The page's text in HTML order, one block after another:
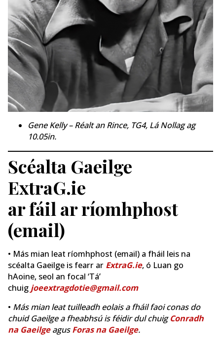
Gene Kelly – Réalt an Rince, TG4, Lá Nollag ag
10.05in.
Scéalta Gaeilge
ExtraG.ie
ar fáil ar ríomhphost
(email)
• Más mian leat ríomhphost (email) a fháil leis na
scéalta Gaeilge is fearr ar ExtraG.ie, ó Luan go
hAoine, seol an focal ‘Tá’
chuig joeextragdotie@gmail.com
• Más mian leat tuilleadh eolais a fháil faoi conas do
chuid Gaeilge a fheabhsú is féidir dul chuigConradh
na GaeilgeagusForas na Gaeilge.